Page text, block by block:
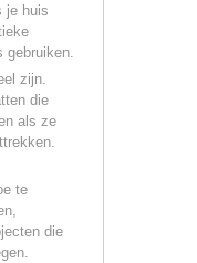
je huis
gebruiken.
zijn.
die
als ze
te
die